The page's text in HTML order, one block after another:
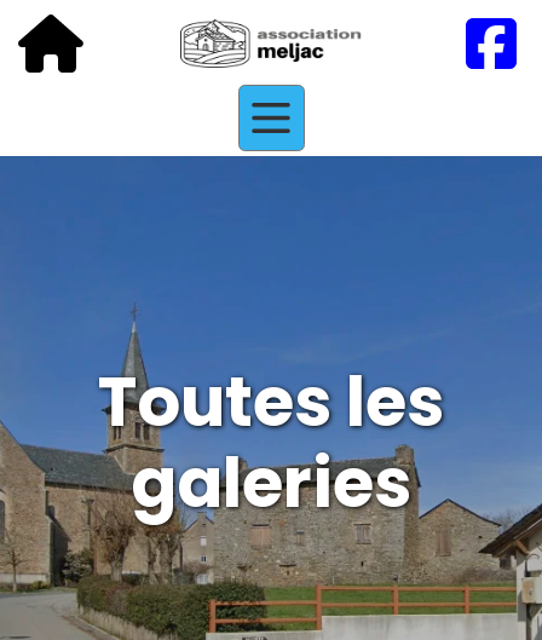
Toutes les
galeries